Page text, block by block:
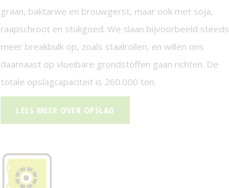
graan, baktarwe en brouwgerst, maar ook met soja,
raapschroot en stukgoed. We slaan bijvoorbeeld steeds
meer breakbulk op, zoals staalrollen, en willen ons
daarnaast op vloeibare grondstoffen gaan richten. De
totale opslagcapaciteit is 260.000 ton.
LEES MEER OVER OPSLAG